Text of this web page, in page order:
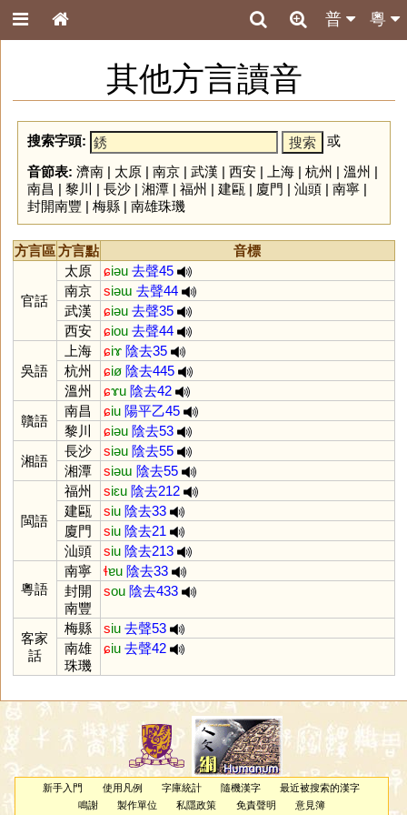
粵
普
其他方言讀音
搜索字頭:
或
音節表: 濟南| 太原| 南京| 武漢 | 西安| 上海| 杭州 | 溫州 |
南昌 | 黎川 | 長沙| 湘潭| 福州 | 建甌 | 廈門 | 汕頭| 南寧|
封開南豐 | 梅縣| 南雄珠璣
方言區方言點 音標
官話
太原 ɕiəu 去聲45
南京
siəɯ 去聲44
武漢
ɕiəu 去聲35
西安
ɕiou 去聲44
吳語
上海 ɕiɤ 陰去35
杭州
ɕiø 陰去445
溫州
ɕɤu 陰去42
贛語
南昌 ɕiu 陽平乙45
黎川
ɕiəu 陰去53
湘語
長沙 siəu 陰去55
湘潭
siəɯ 陰去55
閩語
福州 siɛu 陰去212
建甌
siu 陰去33
廈門
siu 陰去21
汕頭
siu 陰去213
粵語
南寧 ɬɐu 陰去33
封開
南豐
sou 陰去433
客家
話
梅縣 siu 去聲53
南雄
珠璣
ɕiu 去聲42
新手入門 使用凡例 字庫統計 隨機漢字
最近被搜索的漢字
鳴謝
製作單位 私隱政策 免責聲明 意見簿